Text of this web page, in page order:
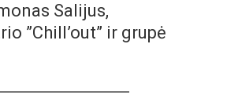
Salijus,
”Chill’out” ir grupė